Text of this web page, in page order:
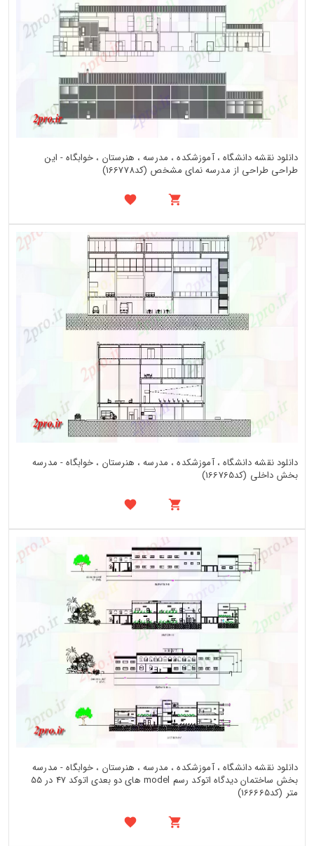
دانلود نقشه دانشگاه ، آموزشکده ، مدرسه ، هنرستان ، خوابگاه - این
طراحی طراحی از مدرسه نمای مشخص (کد166778)
دانلود نقشه دانشگاه ، آموزشکده ، مدرسه ، هنرستان ، خوابگاه - مدرسه
بخش داخلی (کد166765)
دانلود نقشه دانشگاه ، آموزشکده ، مدرسه ، هنرستان ، خوابگاه - مدرسه
بخش ساختمان دیدگاه اتوکد رسم model های دو بعدی اتوکد 47 در 55
متر (کد166665)